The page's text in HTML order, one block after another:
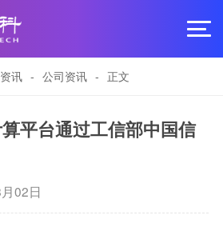
讯 - 公司资讯 - 正文
平台通过工信部中国信
02日